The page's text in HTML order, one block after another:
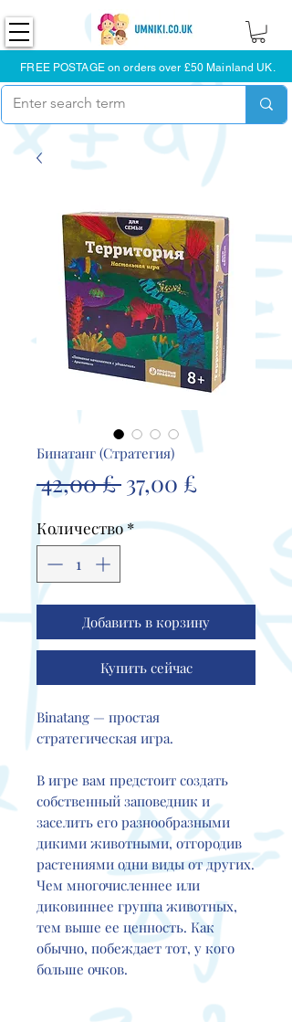
FREE POSTAGE on orders over £50 Mainland UK.
Бинатанг (Стратегия)
42,00 £ Обычная
37,00 £
Количество*
Добавить в корзину
Купить сейчас
Binatang — простая
стратегическая игра.
В игре вам предстоит создать
собственный заповедник и
заселить его разнообразными
дикими животными, отгородив
растениями одни виды от других.
Чем многочисленнее или
диковиннее группа животных,
тем выше ее ценность. Как
обычно, побеждает тот, у кого
больше очков.